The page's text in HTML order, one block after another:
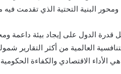
قدرة الدول على إيجاد بيئة داعمة